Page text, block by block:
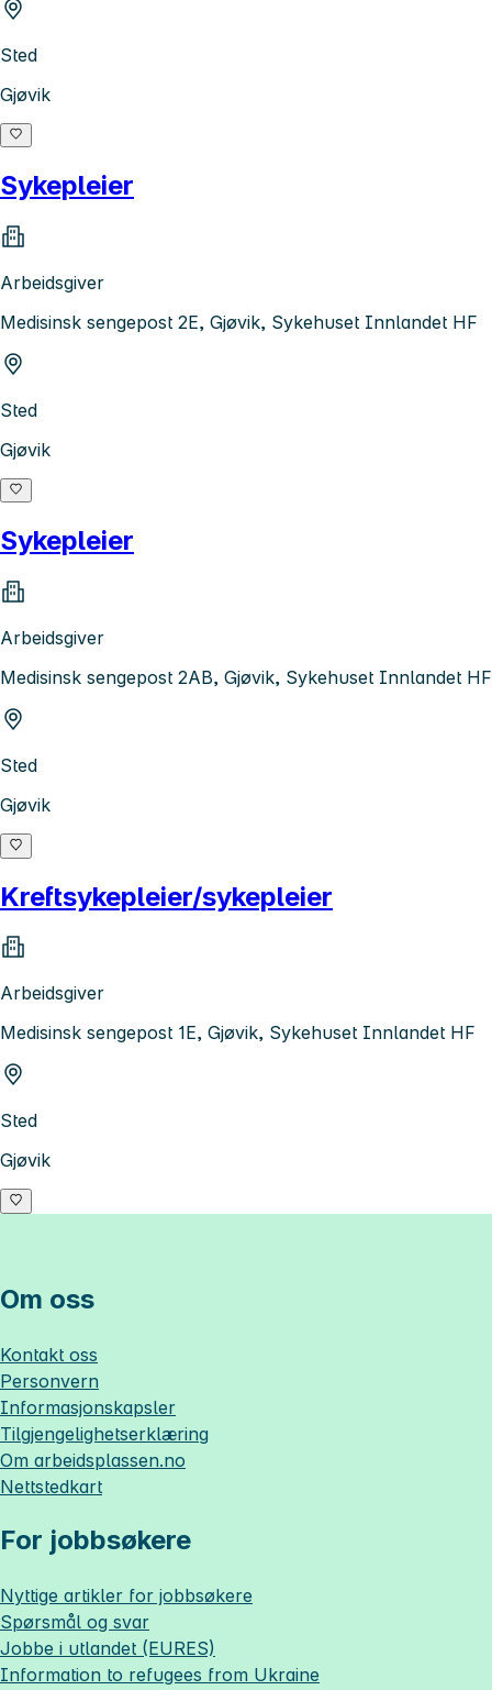
Sted
Gjøvik
Sykepleier
Arbeidsgiver
Medisinsk sengepost 2E, Gjøvik, Sykehuset Innlandet HF
Sted
Gjøvik
Sykepleier
Arbeidsgiver
Medisinsk sengepost 2AB, Gjøvik, Sykehuset Innlandet HF
Sted
Gjøvik
Kreftsykepleier/sykepleier
Arbeidsgiver
Medisinsk sengepost 1E, Gjøvik, Sykehuset Innlandet HF
Sted
Gjøvik
Om oss
Kontakt oss
Personvern
Informasjonskapsler
Tilgjengelighetserklæring
Om arbeidsplassen.no
Nettstedkart
For jobbsøkere
Nyttige artikler for jobbsøkere
Spørsmål og svar
Jobbe i utlandet (EURES)
Information to refugees from Ukraine